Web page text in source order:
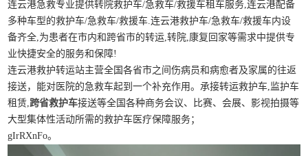
连云港急救专业提供转院救护车/急救车/救援车租车服务,连云港配备
多种车型的救护车/急救车/救援车.连云港救护车/急救车/救援车内设
备齐全,为患者在市内和跨省市的转运,转院,康复回家等需求中提供专
业快捷安全的服务和保障!
连云港救护转运站主营全国各省市之间伤病员和病愈者及家属的往返
接送，能对医院的急救车起到一个补充作用。承接转运救护车,监护车
租赁,跨省救护车接送等全国各种商务会议、比赛、会展、影视拍摄等
大型集体性活动所需的救护车医疗保障服务；
gIrRXnFo。